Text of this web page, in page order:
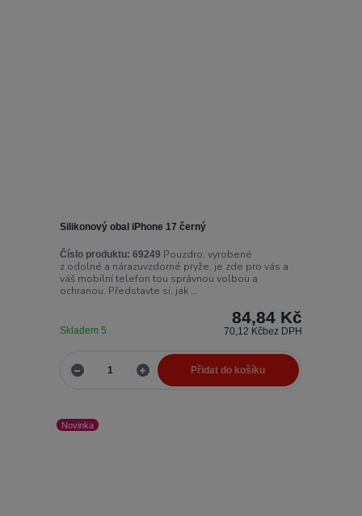
Silikonový obal iPhone 17 černý
Číslo produktu: 69249 Pouzdro, vyrobené
z odolné a nárazuvzdorné pryže, je zde pro vás a
váš mobilní telefon tou správnou volbou a
ochranou. Představte si, jak ...
84,84 Kč
70,12 Kčbez DPH
Skladem 5
Přidat do košíku
Novinka